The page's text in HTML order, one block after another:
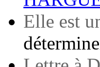
Elle est